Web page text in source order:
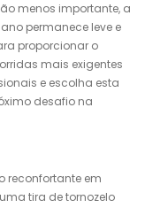
menos importante, a
permanece leve e
proporcionar o
mais exigentes
e escolha esta
desafio na
reconfortante em
tira de tornozelo